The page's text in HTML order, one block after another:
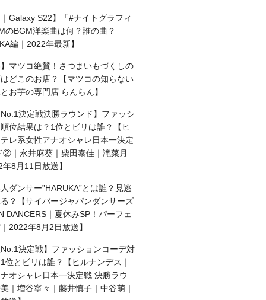
Galaxy S22】「#ナイトグラフィ
のBGM洋楽曲は何？誰の曲？
編｜2022年最新】
マツコ絶賛！さつまいもづくしの
どこのお店？【マツコの知らない
お芋の専門店 らんらん】
決定戦決勝ラウンド】ファッシ
位結果は？1位とビリは誰？【ヒ
レ系女性アナオシャレ日本一決定
②｜永井麻葵｜柴田泰佳｜滝菜月
8月11日放送】
ダンサー”HARUKA”とは誰？見逃
？【サイバージャパンダンサーズ
DANCERS｜夏休みSP！パーフェ
2022年8月2日放送】
決定戦】ファッションコーデ対
位とビリは誰？【ヒルナンデス｜
オシャレ日本一決定戦 決勝ラウ
｜増谷寧々｜藤井慎子｜中谷萌｜